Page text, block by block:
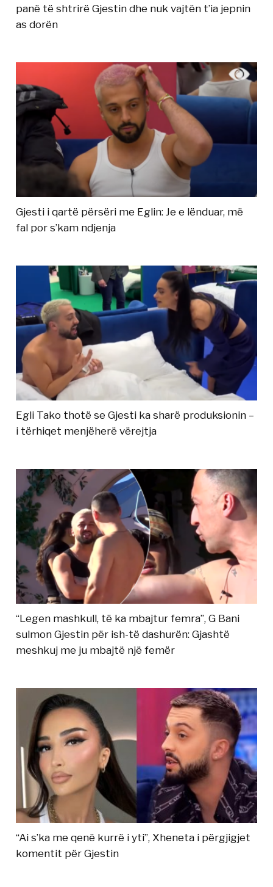
panë të shtrirë Gjestin dhe nuk vajtën t’ia jepnin
as dorën
Gjesti i qartë përsëri me Eglin: Je e lënduar, më
fal por s’kam ndjenja
Egli Tako thotë se Gjesti ka sharë produksionin –
i tërhiqet menjëherë vërejtja
“Legen mashkull, të ka mbajtur femra”, G Bani
sulmon Gjestin për ish-të dashurën: Gjashtë
meshkuj me ju mbajtë një femër
“Ai s’ka me qenë kurrë i yti”, Xheneta i përgjigjet
komentit për Gjestin